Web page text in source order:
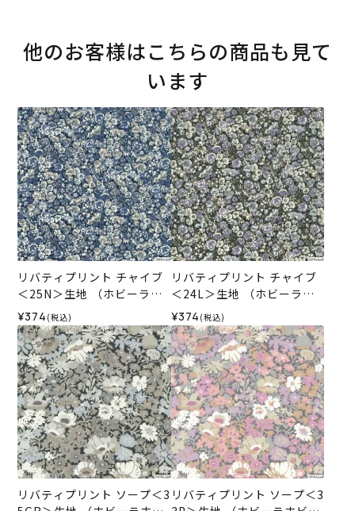
他のお客様はこちらの商品も見て
います
リバティプリント チャイブ
＜25N＞生地 （ホビーラホ
ビーレオリジナル）2026ES
¥374 (税込)
リバティプリント チャイブ
＜24L＞生地 （ホビーラホ
ビーレオリジナル）2026ES
¥374 (税込)
リバティプリント ソープ＜3 リバティプリント ソープ＜3